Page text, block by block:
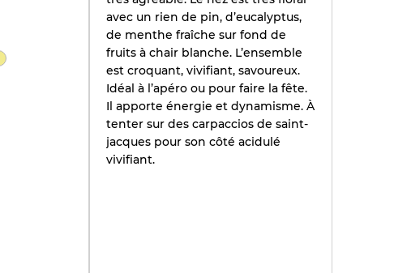
avec un rien de pin, d’eucalyptus,
de menthe fraîche sur fond de
fruits à chair blanche. L’ensemble
est croquant, vivifiant, savoureux.
Idéal à l’apéro ou pour faire la fête.
Il apporte énergie et dynamisme. À
tenter sur des carpaccios de saint-
jacques pour son côté acidulé
vivifiant.